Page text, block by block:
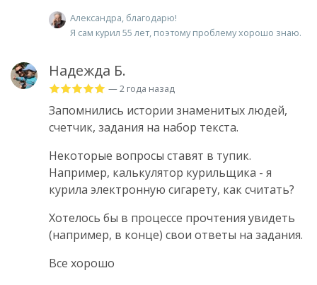
Александра, благодарю!
Я сам курил 55 лет, поэтому проблему хорошо знаю.
Надежда Б.
— 2 года назад
Запомнились истории знаменитых людей,
счетчик, задания на набор текста.
Некоторые вопросы ставят в тупик.
Например, калькулятор курильщика - я
курила электронную сигарету, как считать?
Хотелось бы в процессе прочтения увидеть
(например, в конце) свои ответы на задания.
Все хорошо